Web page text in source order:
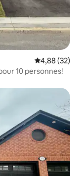
Note
4,88 (32)
10 personnes!